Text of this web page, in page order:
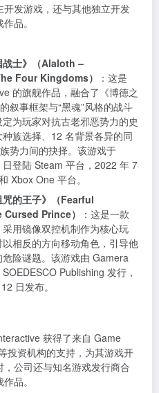
开发游戏，还与其他独立开发
品。
战士》（Alaloth –
Four Kingdoms）
：这是
的旗舰作品，融合了《博德之
叙事框架与“黑魂”风格的战斗
为玩家对抗古老邪恶势力的史
族选择、12 名背景各异的同
势力间的抉择。该游戏于
登陆 Steam 平台，2022 年 7
Xbox One 平台。
咒的王子》（Fearful
Prince）
：这是一款
用镜像双控机制作为核心玩
相反的方向移动角色，引导他
险谜题。该游戏由 Gamera
Publishing 发行，
日发布。
获得了来自 Game
投资机构的支持，为其游戏开
公司还与知名游戏发行商合
品。